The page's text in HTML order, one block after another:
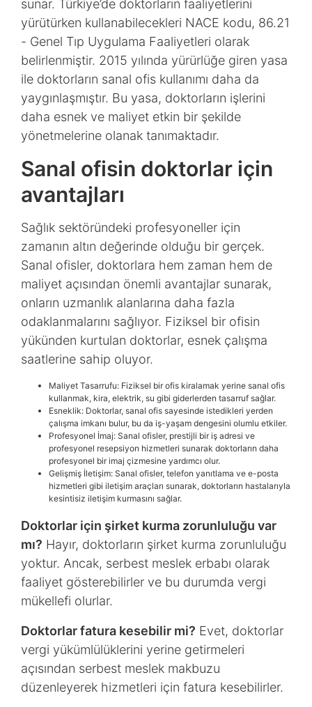
sunar. Türkiye’de doktorların faaliyetlerini
yürütürken kullanabilecekleri NACE kodu, 86.21
- Genel Tıp Uygulama Faaliyetleri olarak
belirlenmiştir. 2015 yılında yürürlüğe giren yasa
ile doktorların sanal ofis kullanımı daha da
yaygınlaşmıştır. Bu yasa, doktorların işlerini
daha esnek ve maliyet etkin bir şekilde
yönetmelerine olanak tanımaktadır.
Sanal ofisin doktorlar için
avantajları
Sağlık sektöründeki profesyoneller için
zamanın altın değerinde olduğu bir gerçek.
Sanal ofisler, doktorlara hem zaman hem de
maliyet açısından önemli avantajlar sunarak,
onların uzmanlık alanlarına daha fazla
odaklanmalarını sağlıyor. Fiziksel bir ofisin
yükünden kurtulan doktorlar, esnek çalışma
saatlerine sahip oluyor.
Maliyet Tasarrufu: Fiziksel bir ofis kiralamak yerine sanal ofis
kullanmak, kira, elektrik, su gibi giderlerden tasarruf sağlar.
Esneklik: Doktorlar, sanal ofis sayesinde istedikleri yerden
çalışma imkanı bulur, bu da iş-yaşam dengesini olumlu etkiler.
Profesyonel İmaj: Sanal ofisler, prestijli bir iş adresi ve
profesyonel resepsiyon hizmetleri sunarak doktorların daha
profesyonel bir imaj çizmesine yardımcı olur.
Gelişmiş İletişim: Sanal ofisler, telefon yanıtlama ve e-posta
hizmetleri gibi iletişim araçları sunarak, doktorların hastalarıyla
kesintisiz iletişim kurmasını sağlar.
Doktorlar için şirket kurma zorunluluğu var
mı? Hayır, doktorların şirket kurma zorunluluğu
yoktur. Ancak, serbest meslek erbabı olarak
faaliyet gösterebilirler ve bu durumda vergi
mükellefi olurlar.
Doktorlar fatura kesebilir mi? Evet, doktorlar
vergi yükümlülüklerini yerine getirmeleri
açısından serbest meslek makbuzu
düzenleyerek hizmetleri için fatura kesebilirler.